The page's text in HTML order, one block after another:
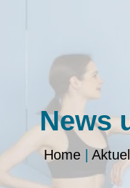
News
Home|